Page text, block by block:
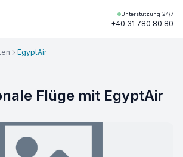
Unterstützung 24/7
+40 31 780 80 80
Flüge mit EgyptAir
EgyptAir